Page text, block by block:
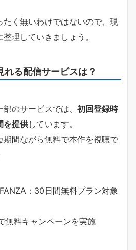
く無いわけではないので、現
理していきましょう。
る配信サービスは？
のサービスでは、 初回登録時
を提供しています。
期間ながら無料で本作を視聴で
：30日間無料プラン対象
無料キャンペーンを実施